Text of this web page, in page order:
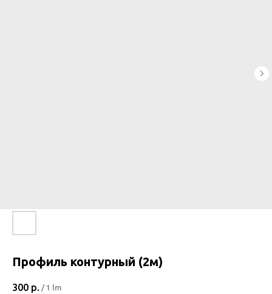
Профиль контурный (2м)
300 р. / 1 lm